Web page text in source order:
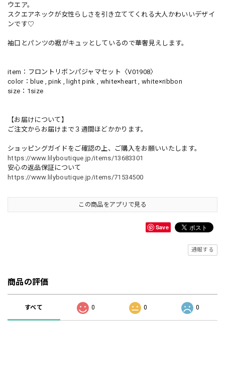
ウエア。
スクエアネックが女性らしさを引き立ててくれる大人かわいいデザイ
ンです♡
袖口とパンツの裾がキュッとしているので華奢見えします。
item：フロントリボンパジャマセット〈V01908〉
color：blue , pink , light pink , white×heart , white×ribbon
size：1size
【お届けについて】
ご注文からお届けまで３週間ほどかかります。
ショッピングガイドをご確認の上、ご購入をお願いいたします。
https://www.lilyboutique.jp/items/13683301
安心の返品保証について
https://www.lilyboutique.jp/items/71534500
この商品をアプリで見る
Save
通報する
商品の評価
すべて 0 0 0